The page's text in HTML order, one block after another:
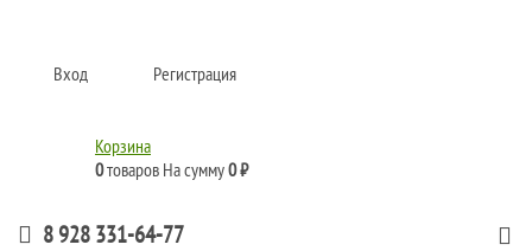
Вход Регистрация
Корзина
0товаров На сумму0 ₽
8 928 331-64-77